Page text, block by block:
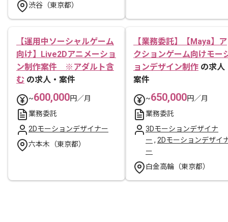
渋谷（東京都）
【運用中ソーシャルゲーム
向け】Live2Dアニメーショ
ン制作案件 ※アダルト含
む の求人・案件
~600,000円／月
業務委託
2Dモーションデザイナー
六本木（東京都）
【業務委託】【Maya】ア
クションゲーム向けモー
ョンデザイン制作 の求人
案件
~650,000円／月
業務委託
3Dモーションデザイナ
ー , 2Dモーションデザイ
ー
白金高輪（東京都）